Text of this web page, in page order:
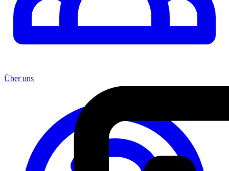
Über uns